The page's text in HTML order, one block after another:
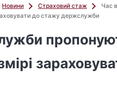
Новини Страховий стаж
Час
до стажу держслужби